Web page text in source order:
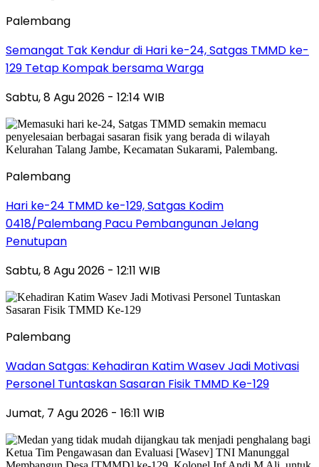
Palembang
Semangat Tak Kendur di Hari ke-24, Satgas TMMD ke-
129 Tetap Kompak bersama Warga
Sabtu, 8 Agu 2026 - 12:14 WIB
Palembang
Hari ke-24 TMMD ke-129, Satgas Kodim
0418/Palembang Pacu Pembangunan Jelang
Penutupan
Sabtu, 8 Agu 2026 - 12:11 WIB
Palembang
Wadan Satgas: Kehadiran Katim Wasev Jadi Motivasi
Personel Tuntaskan Sasaran Fisik TMMD Ke-129
Jumat, 7 Agu 2026 - 16:11 WIB